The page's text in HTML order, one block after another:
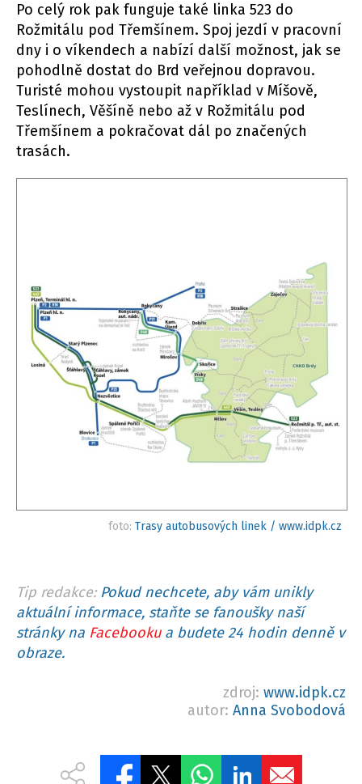
Po celý rok pak funguje také linka 523 do
Rožmitálu pod Třemšínem. Spoj jezdí v pracovní
dny i o víkendech a nabízí další možnost, jak se
pohodlně dostat do Brd veřejnou dopravou.
Turisté mohou vystoupit například v Míšově,
Teslínech, Věšíně nebo až v Rožmitálu pod
Třemšínem a pokračovat dál po značených
trasách.
foto: Trasy autobusových linek / www.idpk.cz
Tip redakce: Pokud nechcete, aby vám unikly
aktuální informace, staňte se fanoušky naší
stránky na Facebookua budete 24 hodin denně v
obraze.
zdroj: www.idpk.cz
autor: Anna Svobodová